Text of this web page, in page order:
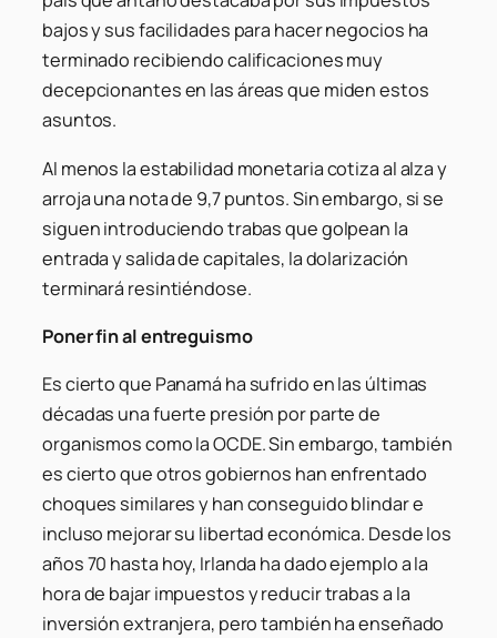
bajos y sus facilidades para hacer negocios ha
terminado recibiendo calificaciones muy
decepcionantes en las áreas que miden estos
asuntos.
Al menos la estabilidad monetaria cotiza al alza y
arroja una nota de 9,7 puntos. Sin embargo, si se
siguen introduciendo trabas que golpean la
entrada y salida de capitales, la dolarización
terminará resintiéndose.
Poner fin alentreguismo
Es cierto que Panamá ha sufrido en las últimas
décadas una fuerte presión por parte de
organismos como la OCDE. Sin embargo, también
es cierto que otros gobiernos han enfrentado
choques similares y han conseguido blindar e
incluso mejorar su libertad económica. Desde los
años 70 hasta hoy, Irlanda ha dado ejemplo a la
hora de bajar impuestos y reducir trabas a la
inversión extranjera, pero también ha enseñado